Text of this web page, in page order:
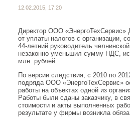
12.02.2015, 17:20
Директор ООО «ЭнергоТехСервис»
от уплаты налогов с организации,
44-летний руководитель
незаконно уменьшил сумму НДС,
млн. рублей.
По версии следствия, с 2010 по
подряда ООО «ЭнергоТехСервис»
работы на объектах одной из
Работы были сданы заказчику, в
стоимости и акты выполненных
результате у фирмы возникла